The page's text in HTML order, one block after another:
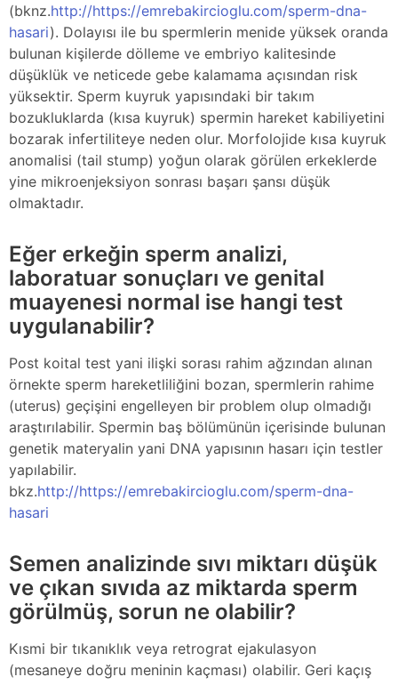
(bknz.http://https://emrebakircioglu.com/sperm-dna-
hasari). Dolayısı ile bu spermlerin menide yüksek oranda
bulunan kişilerde dölleme ve embriyo kalitesinde
düşüklük ve neticede gebe kalamama açısından risk
yüksektir. Sperm kuyruk yapısındaki bir takım
bozukluklarda (kısa kuyruk) spermin hareket kabiliyetini
bozarak infertiliteye neden olur. Morfolojide kısa kuyruk
anomalisi (tail stump) yoğun olarak görülen erkeklerde
yine mikroenjeksiyon sonrası başarı şansı düşük
olmaktadır.
Eğer erkeğin sperm analizi,
laboratuar sonuçları ve genital
muayenesi normal ise hangi test
uygulanabilir?
Post koital test yani ilişki sorası rahim ağzından alınan
örnekte sperm hareketliliğini bozan, spermlerin rahime
(uterus) geçişini engelleyen bir problem olup olmadığı
araştırılabilir. Spermin baş bölümünün içerisinde bulunan
genetik materyalin yani DNA yapısının hasarı için testler
yapılabilir.
bkz.http://https://emrebakircioglu.com/sperm-dna-
hasari
Semen analizinde sıvı miktarı düşük
ve çıkan sıvıda az miktarda sperm
görülmüş, sorun ne olabilir?
Kısmi bir tıkanıklık veya retrograt ejakulasyon
(mesaneye doğru meninin kaçması) olabilir. Geri kaçış